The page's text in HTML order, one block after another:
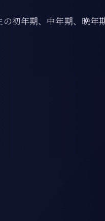
初年期、中年期、晩年